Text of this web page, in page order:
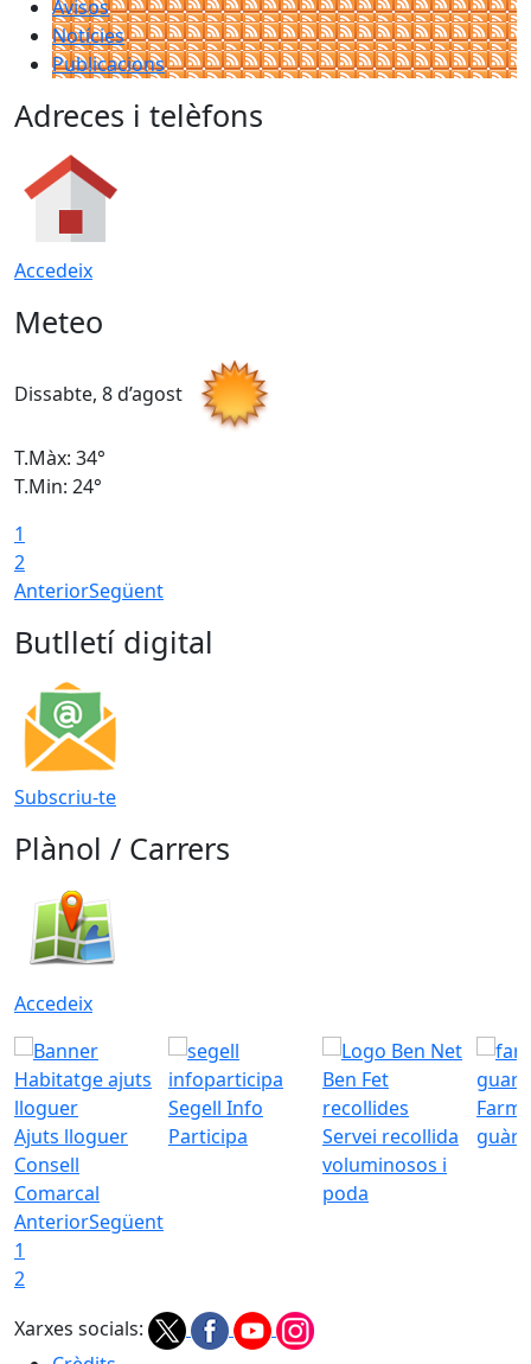
Avisos
Notícies
Publicacions
Adreces i telèfons
Accedeix
Meteo
Dissabte, 8 d’agost
T.Màx: 34°
T.Min: 24°
1
2
AnteriorSegüent
Butlletí digital
Subscriu-te
Plànol / Carrers
Accedeix
Ajuts lloguer
Consell
Comarcal
Segell Info
Participa
Servei recollida
voluminosos i
poda
AnteriorSegüent
1
2
Xarxes socials: